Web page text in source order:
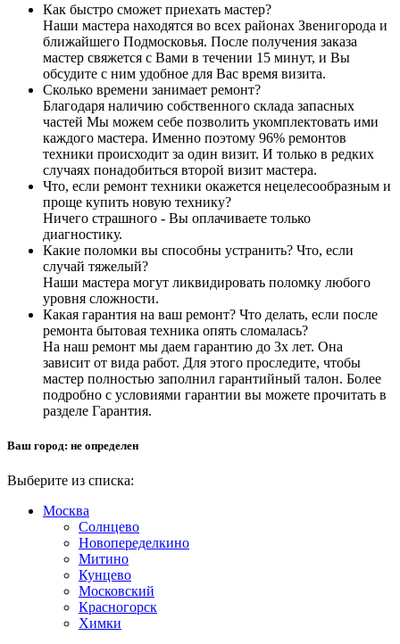
Как быстро сможет приехать мастер?
Наши мастера находятся во всех районах Звенигорода и
ближайшего Подмосковья. После получения заказа
мастер свяжется с Вами в течении 15 минут, и Вы
обсудите с ним удобное для Вас время визита.
Сколько времени занимает ремонт?
Благодаря наличию собственного склада запасных
частей Мы можем себе позволить укомплектовать ими
каждого мастера. Именно поэтому 96% ремонтов
техники происходит за один визит. И только в редких
случаях понадобиться второй визит мастера.
Что, если ремонт техники окажется нецелесообразным и
проще купить новую технику?
Ничего страшного - Вы оплачиваете только
диагностику.
Какие поломки вы способны устранить? Что, если
случай тяжелый?
Наши мастера могут ликвидировать поломку любого
уровня сложности.
Какая гарантия на ваш ремонт? Что делать, если после
ремонта бытовая техника опять сломалась?
На наш ремонт мы даем гарантию до 3х лет. Она
зависит от вида работ. Для этого проследите, чтобы
мастер полностью заполнил гарантийный талон. Более
подробно с условиями гарантии вы можете прочитать в
разделе Гарантия.
Ваш город: не определен
Выберите из списка:
Москва
Солнцево
Новопеределкино
Митино
Кунцево
Московский
Красногорск
Химки